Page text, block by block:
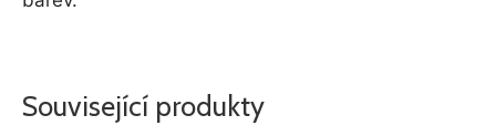
Související produkty